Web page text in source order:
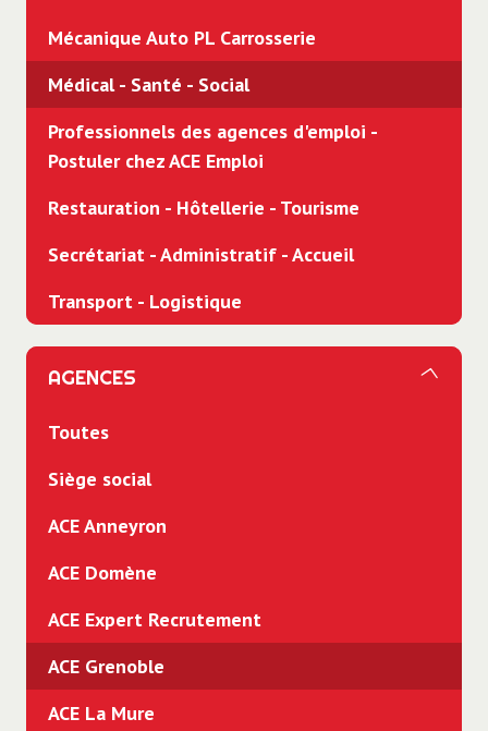
Mécanique Auto PL Carrosserie
Médical - Santé - Social
Professionnels des agences d'emploi -
Postuler chez ACE Emploi
Restauration - Hôtellerie - Tourisme
Secrétariat - Administratif - Accueil
Transport - Logistique
AGENCES
Toutes
Siège social
ACE Anneyron
ACE Domène
ACE Expert Recrutement
ACE Grenoble
ACE La Mure